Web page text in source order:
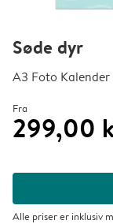
Søde dyr
A3 Foto Kalender
Fra
299,00
Alle priser er inklusiv